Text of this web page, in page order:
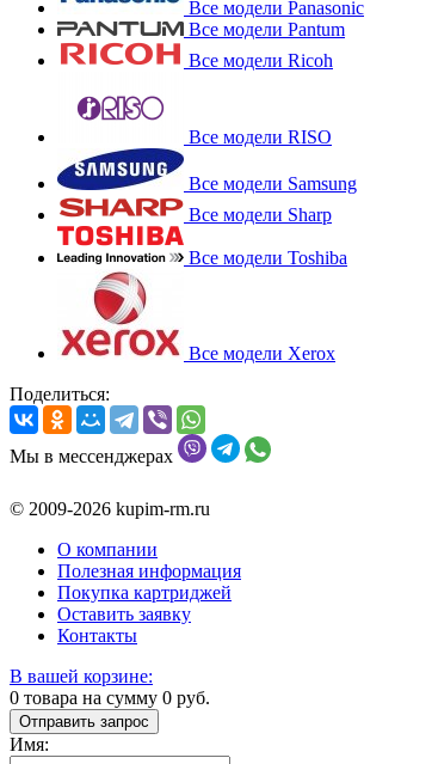
Все модели Panasonic
Все модели Pantum
Все модели Ricoh
Все модели RISO
Все модели Samsung
Все модели Sharp
Все модели Toshiba
Все модели Xerox
Поделиться:
Мы в мессенджерах
© 2009-2026 kupim-rm.ru
О компании
Полезная информация
Покупка картриджей
Оставить заявку
Контакты
В вашей корзине:
0 товара на сумму 0 руб.
Отправить запрос
Имя: